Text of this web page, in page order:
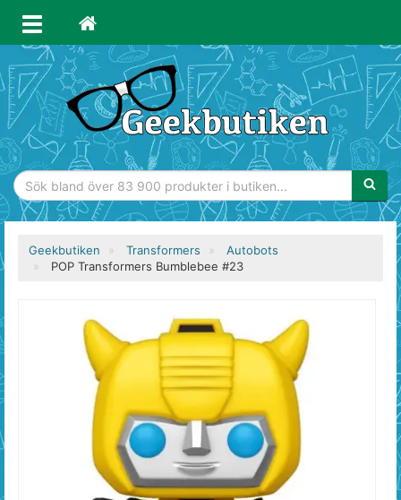
Geekbutiken Transformers
Autobots
POP Transformers Bumblebee #23